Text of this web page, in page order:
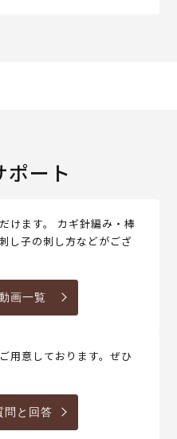
ポート
けます。 カギ針編み・棒
し子の刺し方などがござ
画一覧
用意しております。ぜひ
問と回答